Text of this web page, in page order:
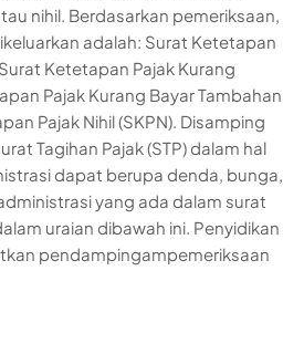
nihil. Berdasarkan pemeriksaan,
adalah: Surat Ketetapan
Surat Ketetapan Pajak Kurang
Pajak Kurang Bayar Tambahan
Pajak Nihil (SKPN). Disamping
Tagihan Pajak (STP) dalam hal
dapat berupa denda, bunga,
yang ada dalam surat
uraian dibawah ini. Penyidikan
pendampingampemeriksaan